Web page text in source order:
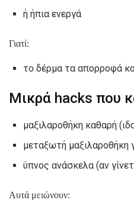
ή ήπια ενεργά
Γιατί:
το δέρμα τα απορροφά
Μικρά hacks που
μαξιλαροθήκη καθαρή
μεταξωτή μαξιλαροθήκη
ύπνος ανάσκελα (αν
Αυτά μειώνουν: